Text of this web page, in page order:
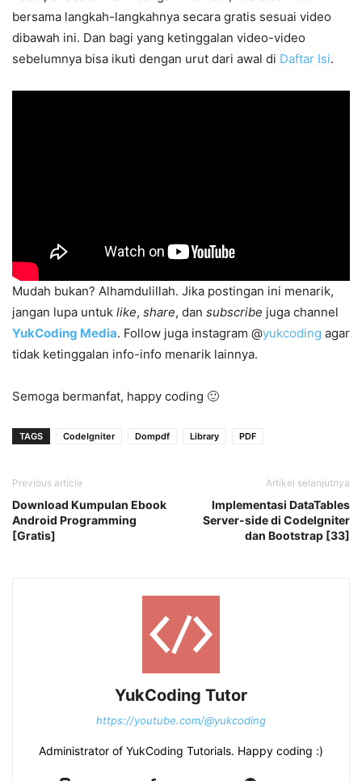
bersama langkah-langkahnya secara gratis sesuai video
dibawah ini. Dan bagi yang ketinggalan video-video
sebelumnya bisa ikuti dengan urut dari awal di Daftar Isi.
Mudah bukan? Alhamdulillah. Jika postingan ini menarik,
jangan lupa untuk like, share, dan subscribe juga channel
YukCoding Media. Follow juga instagram @yukcoding agar
tidak ketinggalan info-info menarik lainnya.
Semoga bermanfat, happy coding 🙂
TAGS CodeIgniter Dompdf Library PDF
Previous article
Download Kumpulan Ebook
Android Programming
[Gratis]
Artikel selanjutnya
Implementasi DataTables
Server-side di CodeIgniter
dan Bootstrap [33]
YukCoding Tutor
https://youtube.com/@yukcoding
Administrator of YukCoding Tutorials. Happy coding :)